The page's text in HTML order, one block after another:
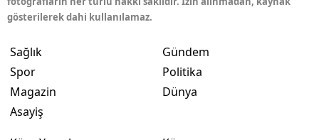
gösterilerek dahi kullanılamaz.
Sağlık
Spor
Magazin
Asayiş
Gündem
Politika
Dünya